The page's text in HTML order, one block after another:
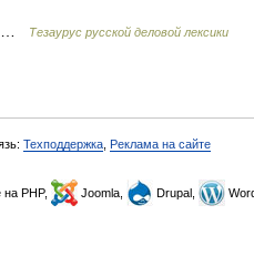
… Тезаурус русской деловой лексики
Техподдержка Реклама на сайте
на PHP, Joomla, Drupal,